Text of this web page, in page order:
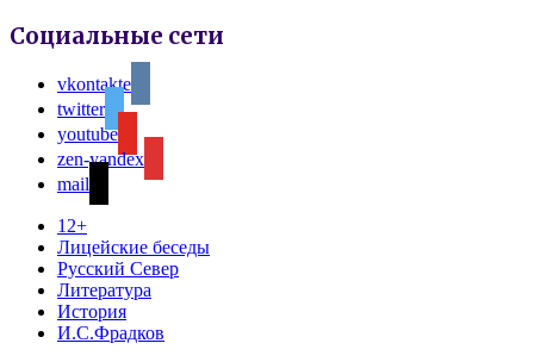
Социальные сети
vkontakte
twitter
youtube
zen-yandex
mail
12+
Лицейские беседы
Русский Север
Литература
История
И.С.Фрадков